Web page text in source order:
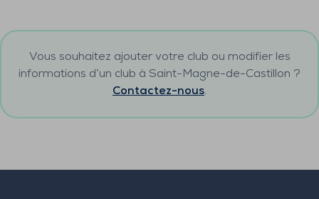
Vous souhaitez ajouter votre club ou modifier les
informations d’un club à Saint-Magne-de-Castillon ?
Contactez-nous.